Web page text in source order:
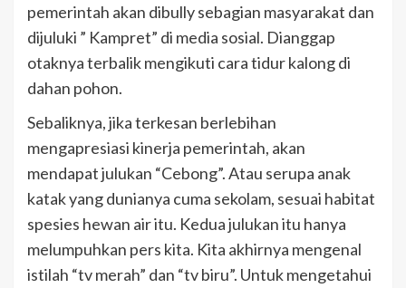
pemerintah akan dibully sebagian masyarakat dan
dijuluki ” Kampret” di media sosial. Dianggap
otaknya terbalik mengikuti cara tidur kalong di
dahan pohon.
Sebaliknya, jika terkesan berlebihan
mengapresiasi kinerja pemerintah, akan
mendapat julukan “Cebong”. Atau serupa anak
katak yang dunianya cuma sekolam, sesuai habitat
spesies hewan air itu. Kedua julukan itu hanya
melumpuhkan pers kita. Kita akhirnya mengenal
istilah “tv merah” dan “tv biru”. Untuk mengetahui